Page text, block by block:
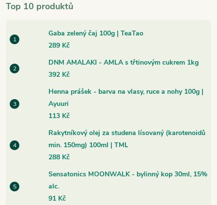
Top 10 produktů
Gaba zelený čaj 100g | TeaTao
289 Kč
DNM AMALAKI - AMLA s třtinovým cukrem 1kg
392 Kč
Henna prášek - barva na vlasy, ruce a nohy 100g |
Ayuuri
113 Kč
Rakytníkový olej za studena lísovaný (karotenoidů
min. 150mg) 100ml | TML
288 Kč
Sensatonics MOONWALK - bylinný kop 30ml, 15%
alc.
91 Kč